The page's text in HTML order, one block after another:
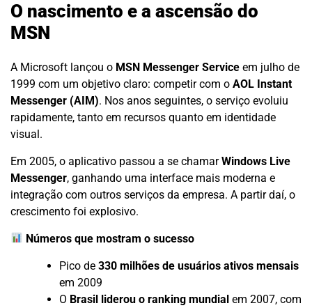
O nascimento e a ascensão do
MSN
A Microsoft lançou o MSN Messenger Service em julho de
1999 com um objetivo claro: competir com o AOL Instant
Messenger (AIM). Nos anos seguintes, o serviço evoluiu
rapidamente, tanto em recursos quanto em identidade
visual.
Em 2005, o aplicativo passou a se chamarWindows Live
Messenger, ganhando uma interface mais moderna e
integração com outros serviços da empresa. A partir daí, o
crescimento foi explosivo.
Números que mostram o sucesso
Pico de 330 milhões de usuários ativos mensais
em 2009
O Brasil liderou o ranking mundial em 2007, com